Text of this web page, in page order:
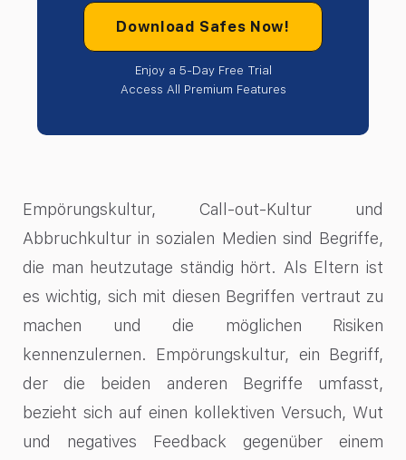
Download Safes Now!
Enjoy a 5-Day Free Trial
Access All Premium Features
Empörungskultur, Call-out-Kultur und
Abbruchkultur in sozialen Medien sind Begriffe,
die man heutzutage ständig hört. Als Eltern ist
es wichtig, sich mit diesen Begriffen vertraut zu
machen und die möglichen Risiken
kennenzulernen. Empörungskultur, ein Begriff,
der die beiden anderen Begriffe umfasst,
bezieht sich auf einen kollektiven Versuch, Wut
und negatives Feedback gegenüber einem